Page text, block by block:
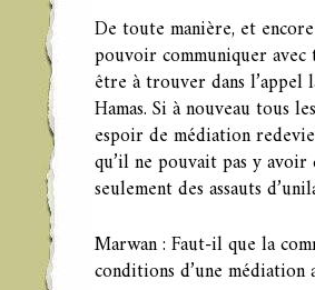
De toute manière, et
pouvoir communiquer avec
être à trouver dans
Hamas. Si à nouveau tous
espoir de médiation
qu’il ne pouvait pas y avoir
seulement des assauts
Marwan : Faut-il que la
conditions d’une